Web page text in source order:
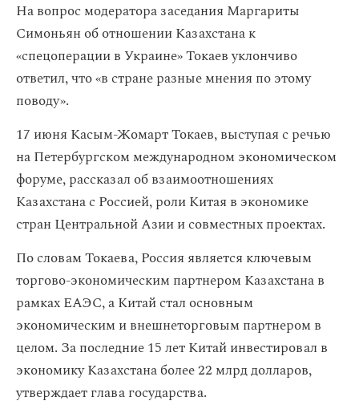
На вопрос модератора заседания Маргариты
Симоньян об отношении Казахстана к
«спецоперации в Украине» Токаев уклончиво
ответил, что «в стране разные мнения по этому
поводу».
17 июня Касым-Жомарт Токаев, выступая с речью
на Петербургском международном экономическом
форуме, рассказал об взаимоотношениях
Казахстана с Россией, роли Китая в экономике
стран Центральной Азии и совместных проектах.
По словам Токаева, Россия является ключевым
торгово-экономическим партнером Казахстана в
рамках ЕАЭС, а Китай стал основным
экономическим и внешнеторговым партнером в
целом. За последние 15 лет Китай инвестировал в
экономику Казахстана более 22 млрд долларов,
утверждает глава государства.